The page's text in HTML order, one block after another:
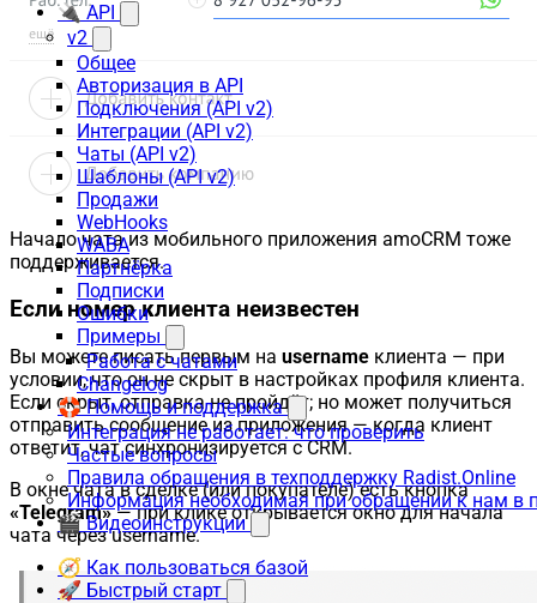
🔌 API
v2
Общее
Авторизация в API
Подключения (API v2)
Интеграции (API v2)
Чаты (API v2)
Шаблоны (API v2)
Продажи
WebHooks
WABA
Партнёрка
Подписки
Ошибки
Примеры
Работа с чатами
Changelog
🛟 Помощь и поддержка
Интеграция не работает: что проверить
Частые вопросы
Правила обращения в техподдержку Radist.Online
Информация необходимая при обращении к нам в
🎬 Видеоинструкции
🧭 Как пользоваться базой
🚀 Быстрый старт
Начало чата из мобильного приложения amoCRM тоже
поддерживается.
Если номер клиента неизвестен
Вы можете писать первым на username клиента — при
условии, что он не скрыт в настройках профиля клиента.
Если скрыт, отправка не пройдёт; но может получиться
отправить сообщение из приложения — когда клиент
ответит, чат синхронизируется с CRM.
В окне чата в сделке (или покупателе) есть кнопка
«Telegram»— при клике открывается окно для начала
чата через username.